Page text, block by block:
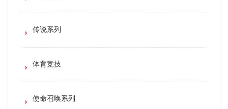
传说系列
体育竞技
使命召唤系列